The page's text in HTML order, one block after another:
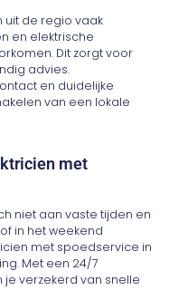
uit de regio vaak
en elektrische
Dit zorgt voor
advies.
en duidelijke
van een lokale
met
niet aan vaste tijden en
of in het weekend
met spoedservice in
Met een 24/7
verzekerd van snelle